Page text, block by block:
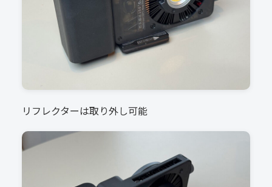
リフレクターは取り外し可能